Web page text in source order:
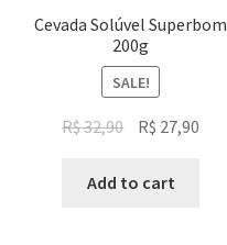
Cevada Solúvel Superbom
200g
SALE!
R$32,90 Original
was:
R$ 27,90
Add to cart